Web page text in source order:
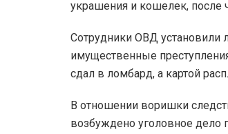
украшения и кошелек, после
Сотрудники ОВД установили
имущественные
сдал в ломбард, а картой
В отношении воришки
возбуждено уголовное